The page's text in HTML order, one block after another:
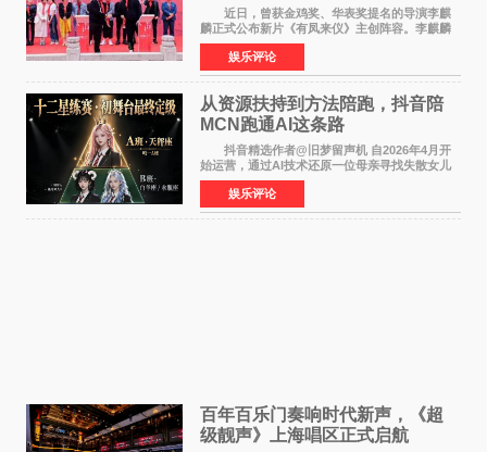
气回应
近日，曾获金鸡奖、华表奖提名的导演李麒
麟正式公布新片《有凤来仪》主创阵容。李麒麟
早年凭电影《华容道》获得金鸡奖、华表奖提
名，此后长期参与国内外电影制作，其担任制片
人参与的作品亦曾
娱乐评论
从资源扶持到方法陪跑，抖音陪
MCN跑通AI这条路
抖音精选作者@旧梦留声机 自2026年4月开
始运营，通过AI技术还原一位母亲寻找失散女儿
的故事，凭借强情感表达获得大量用户关注，发
布仅21小时便获得超1亿曝光、超1000万互动。
此后，账号持续沿
娱乐评论
百年百乐门奏响时代新声，《超
级靓声》上海唱区正式启航